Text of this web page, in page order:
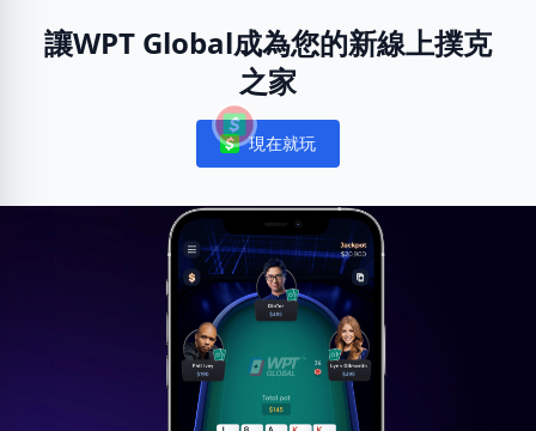
讓WPT Global成為您的新線上撲克
之家
Notifications
現在就玩